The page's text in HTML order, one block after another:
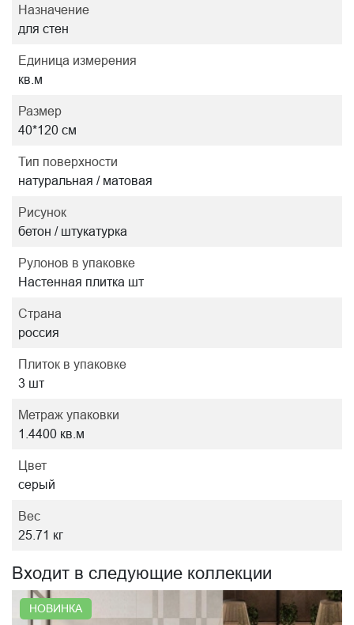
Назначение
для стен
Единица измерения
кв.м
Размер
40*120 см
Тип поверхности
натуральная / матовая
Рисунок
бетон / штукатурка
Рулонов в упаковке
Настенная плитка шт
Страна
россия
Плиток в упаковке
3 шт
Метраж упаковки
1.4400 кв.м
Цвет
серый
Вес
25.71 кг
Входит в следующие коллекции
НОВИНКА